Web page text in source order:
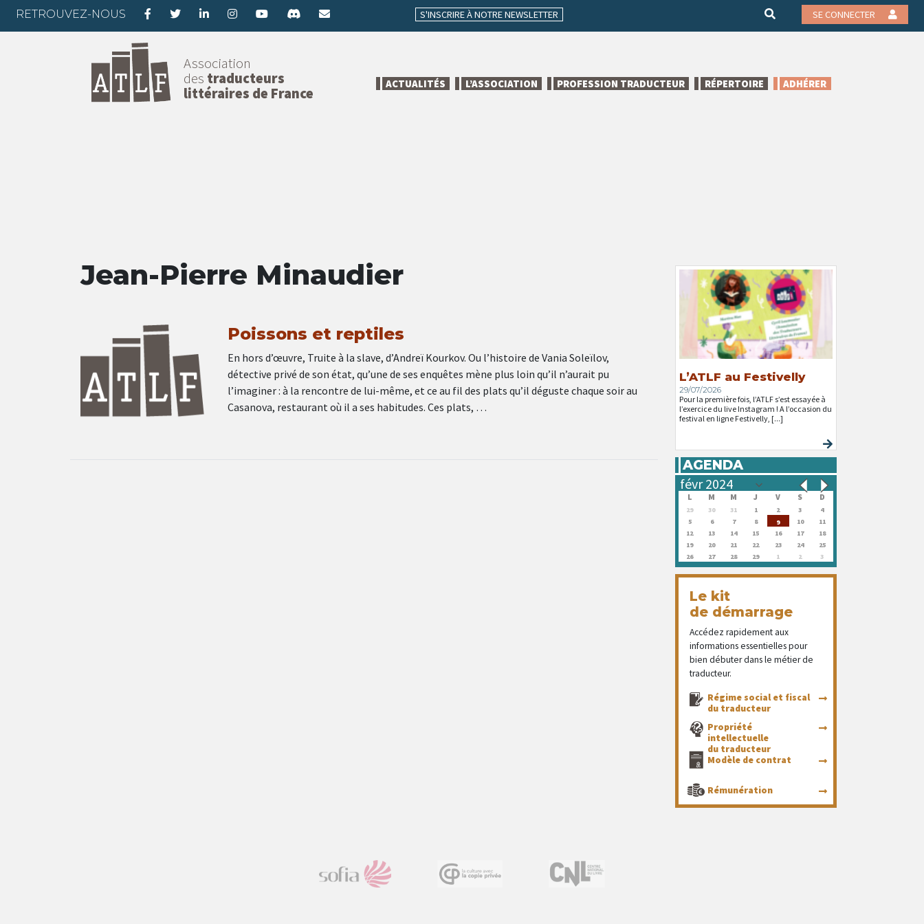
RETROUVEZ-NOUS S'INSCRIRE À NOTRE NEWSLETTER SE CONNECTER
Association
des traducteurs
littéraires de France
ACTUALITÉS L’ASSOCIATION PROFESSION TRADUCTEUR RÉPERTOIRE ADHÉRER
Jean-Pierre Minaudier
Poissons et reptiles
En hors d’œuvre, Truite à la slave, d’Andreï Kourkov. Ou l’histoire de Vania Soleïlov,
détective privé de son état, qu’une de ses enquêtes mène plus loin qu’il n’aurait pu
l’imaginer : à la rencontre de lui-même, et ce au fil des plats qu’il déguste chaque soir au
Casanova, restaurant où il a ses habitudes. Ces plats, …
L’ATLF au Festivelly
29/07/2026
Pour la première fois, l’ATLF s’est essayée à
l’exercice du live Instagram ! A l’occasion du
festival en ligne Festivelly, [...]
AGENDA
L M M J V S D
29 30 31 1 2 3
4
5
6 7 8 9 10
11
12
13 14 15 16 17
18
19
20 21 22 23 24
25
26
27 28 29 1 2 3
Le kit
de démarrage
Accédez rapidement aux
informations essentielles pour
bien débuter dans le métier de
traducteur.
Régime social et fiscal
du traducteur
Propriété
intellectuelle
du traducteur
Modèle de contrat
Rémunération